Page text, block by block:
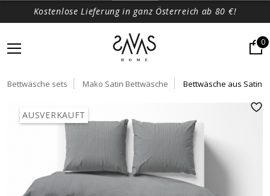
Kostenlose Lieferung in ganz Österreich ab 80 €!
0
Bettwäsche sets Mako Satin Bettwäsche Bettwäsche aus Satin
AUSVERKAUFT